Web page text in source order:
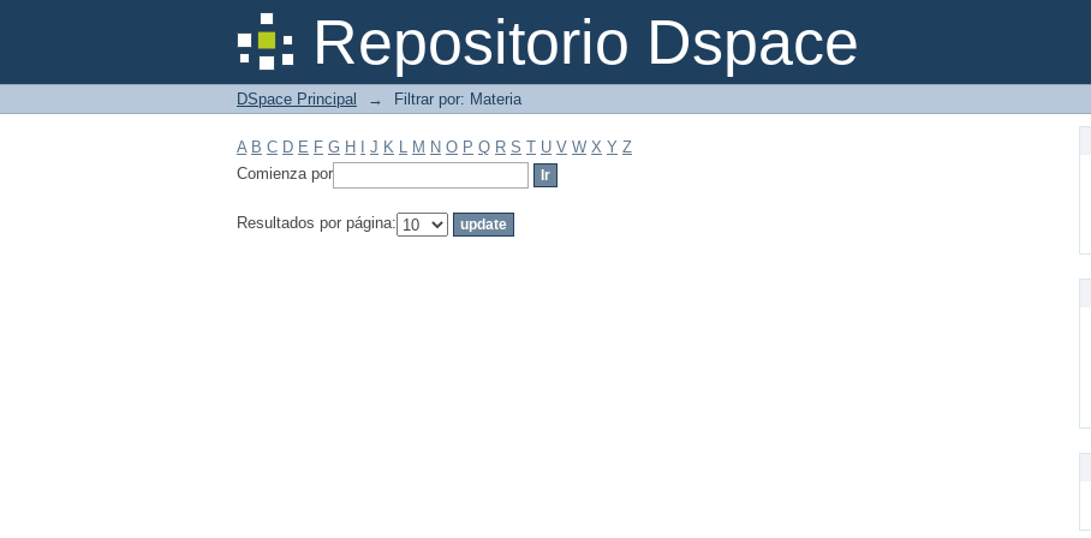
Repositorio Dspace
Filtrar por: Materia
DSpace Principal → Filtrar por: Materia
A B C D E F G H J K L M N O P Q R S T U V W X Y Z
Comienza por
Resultados por página: